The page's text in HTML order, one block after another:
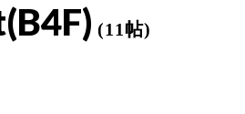
(11帖)